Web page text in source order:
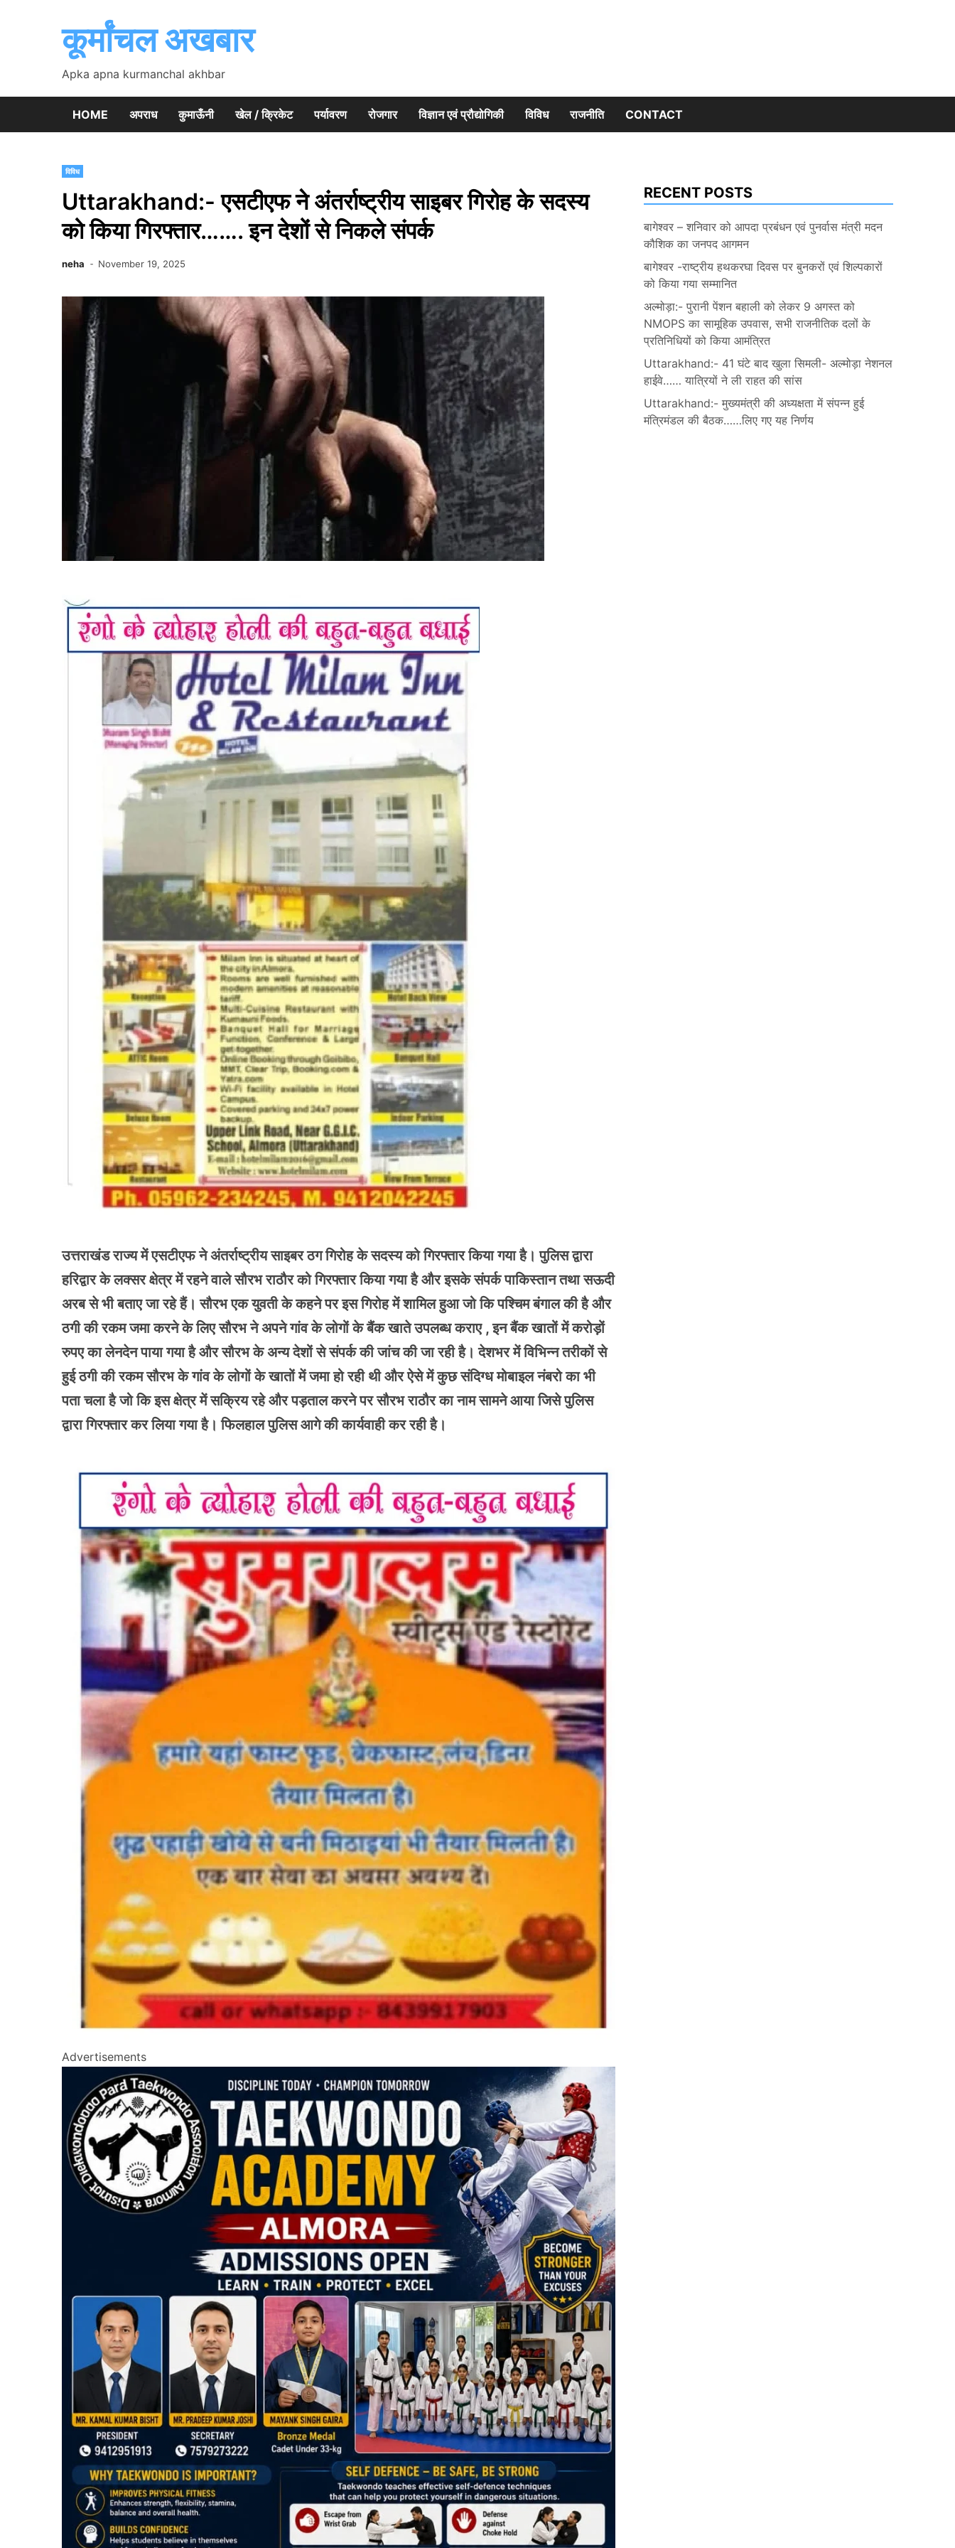
कूर्मांचल अखबार
Apka apna kurmanchal akhbar
HOME अपराध कुमाऊँनी खेल / क्रिकेट पर्यावरण रोजगार विज्ञान एवं प्रौद्योगिकी विविध राजनीति CONTACT
विविध
Uttarakhand:- एसटीएफ ने अंतर्राष्ट्रीय साइबर गिरोह के सदस्य
को किया गिरफ्तार……. इन देशों से निकले संपर्क
neha November 19, 2025
उत्तराखंड राज्य में एसटीएफ ने अंतर्राष्ट्रीय साइबर ठग गिरोह के सदस्य को गिरफ्तार किया गया है। पुलिस द्वारा
हरिद्वार के लक्सर क्षेत्र में रहने वाले सौरभ राठौर को गिरफ्तार किया गया है और इसके संपर्क पाकिस्तान तथा सऊदी
अरब से भी बताए जा रहे हैं। सौरभ एक युवती के कहने पर इस गिरोह में शामिल हुआ जो कि पश्चिम बंगाल की है और
ठगी की रकम जमा करने के लिए सौरभ ने अपने गांव के लोगों के बैंक खाते उपलब्ध कराए , इन बैंक खातों में करोड़ों
रुपए का लेनदेन पाया गया है और सौरभ के अन्य देशों से संपर्क की जांच की जा रही है। देशभर में विभिन्न तरीकों से
हुई ठगी की रकम सौरभ के गांव के लोगों के खातों में जमा हो रही थी और ऐसे में कुछ संदिग्ध मोबाइल नंबरो का भी
पता चला है जो कि इस क्षेत्र में सक्रिय रहे और पड़ताल करने पर सौरभ राठौर का नाम सामने आया जिसे पुलिस
द्वारा गिरफ्तार कर लिया गया है। फिलहाल पुलिस आगे की कार्यवाही कर रही है।
Advertisements
RECENT POSTS
बागेश्वर – शनिवार को आपदा प्रबंधन एवं पुनर्वास मंत्री मदन
कौशिक का जनपद आगमन
बागेश्वर -राष्ट्रीय हथकरघा दिवस पर बुनकरों एवं शिल्पकारों
को किया गया सम्मानित
अल्मोड़ा:- पुरानी पेंशन बहाली को लेकर 9 अगस्त को
NMOPS का सामूहिक उपवास, सभी राजनीतिक दलों के
प्रतिनिधियों को किया आमंत्रित
Uttarakhand:- 41 घंटे बाद खुला सिमली- अल्मोड़ा नेशनल
हाईवे…… यात्रियों ने ली राहत की सांस
Uttarakhand:- मुख्यमंत्री की अध्यक्षता में संपन्न हुई
मंत्रिमंडल की बैठक……लिए गए यह निर्णय